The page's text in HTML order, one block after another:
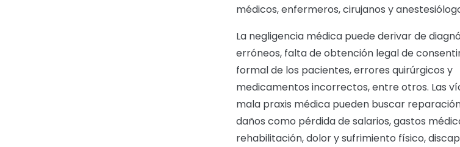
médicos, enfermeros, cirujanos y
La negligencia médica puede derivar de
erróneos, falta de obtención legal de
formal de los pacientes, errores quirúrgicos y
medicamentos incorrectos, entre otros. Las
mala praxis médica pueden buscar
daños como pérdida de salarios, gastos
rehabilitación, dolor y sufrimiento físico,